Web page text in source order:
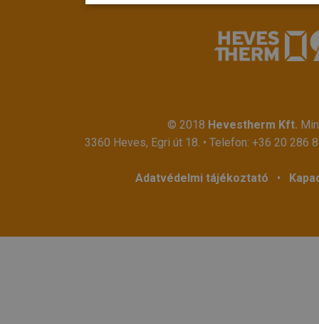
© 2018 Hevestherm Kft.
3360 Heves, Egri út 18. • Telefon: +36 20 286
Adatvédelmi tájékoztató •